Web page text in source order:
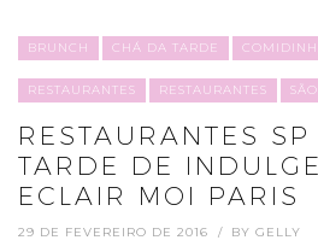
BRUNCH CHÁ DA TARDE
RESTAURANTES RESTAURANTES
RESTAURANTES
TARDE DE
ECLAIR MOI PARIS
29 DE FEVEREIRO DE 2016 BY GELLY